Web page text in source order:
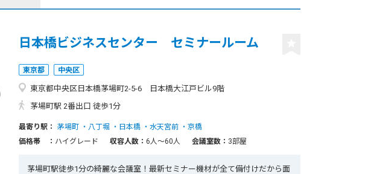
日本橋ビジネスセンター セミナールーム
東京都 中央区
東京都中央区日本橋茅場町2-5-6 日本橋大江戸ビル9階
茅場町駅 2番出口 徒歩1分
最寄り駅： 茅場町 八丁堀 日本橋 水天宮前
京橋
価格帯 ： ハイグレード 収容人数： 6人〜60人 会議室数： 3部屋
茅場町駅徒歩1分の綺麗な会議室！最新セミナー機材が全て備付けだから面